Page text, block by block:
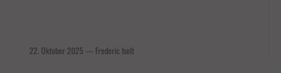
22. Oktober 2025 — Frederic Iselt